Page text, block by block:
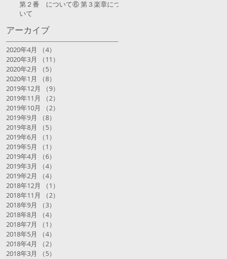
第２番 について⑥ 第３楽章につ
いて
アーカイブ
2020年4月 （4）
2020年3月
（11）
2020年2月
（5）
2020年1月
（8）
2019年12月
（9）
2019年11月
（2）
2019年10月
（2）
2019年9月
（8）
2019年8月
（5）
2019年6月
（1）
2019年5月
（1）
2019年4月
（6）
2019年3月
（4）
2019年2月
（4）
2018年12月
（1）
2018年11月
（2）
2018年9月
（3）
2018年8月
（4）
2018年7月
（1）
2018年5月
（4）
2018年4月
（2）
2018年3月
（5）